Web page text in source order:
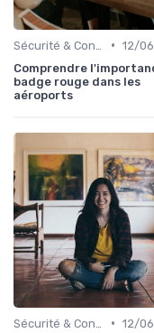
• 12/
Comprendre
badge rouge dans les
aéroports
• 12/